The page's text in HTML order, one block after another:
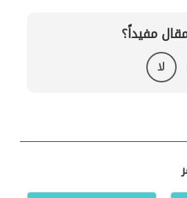
مفيداً؟
لا